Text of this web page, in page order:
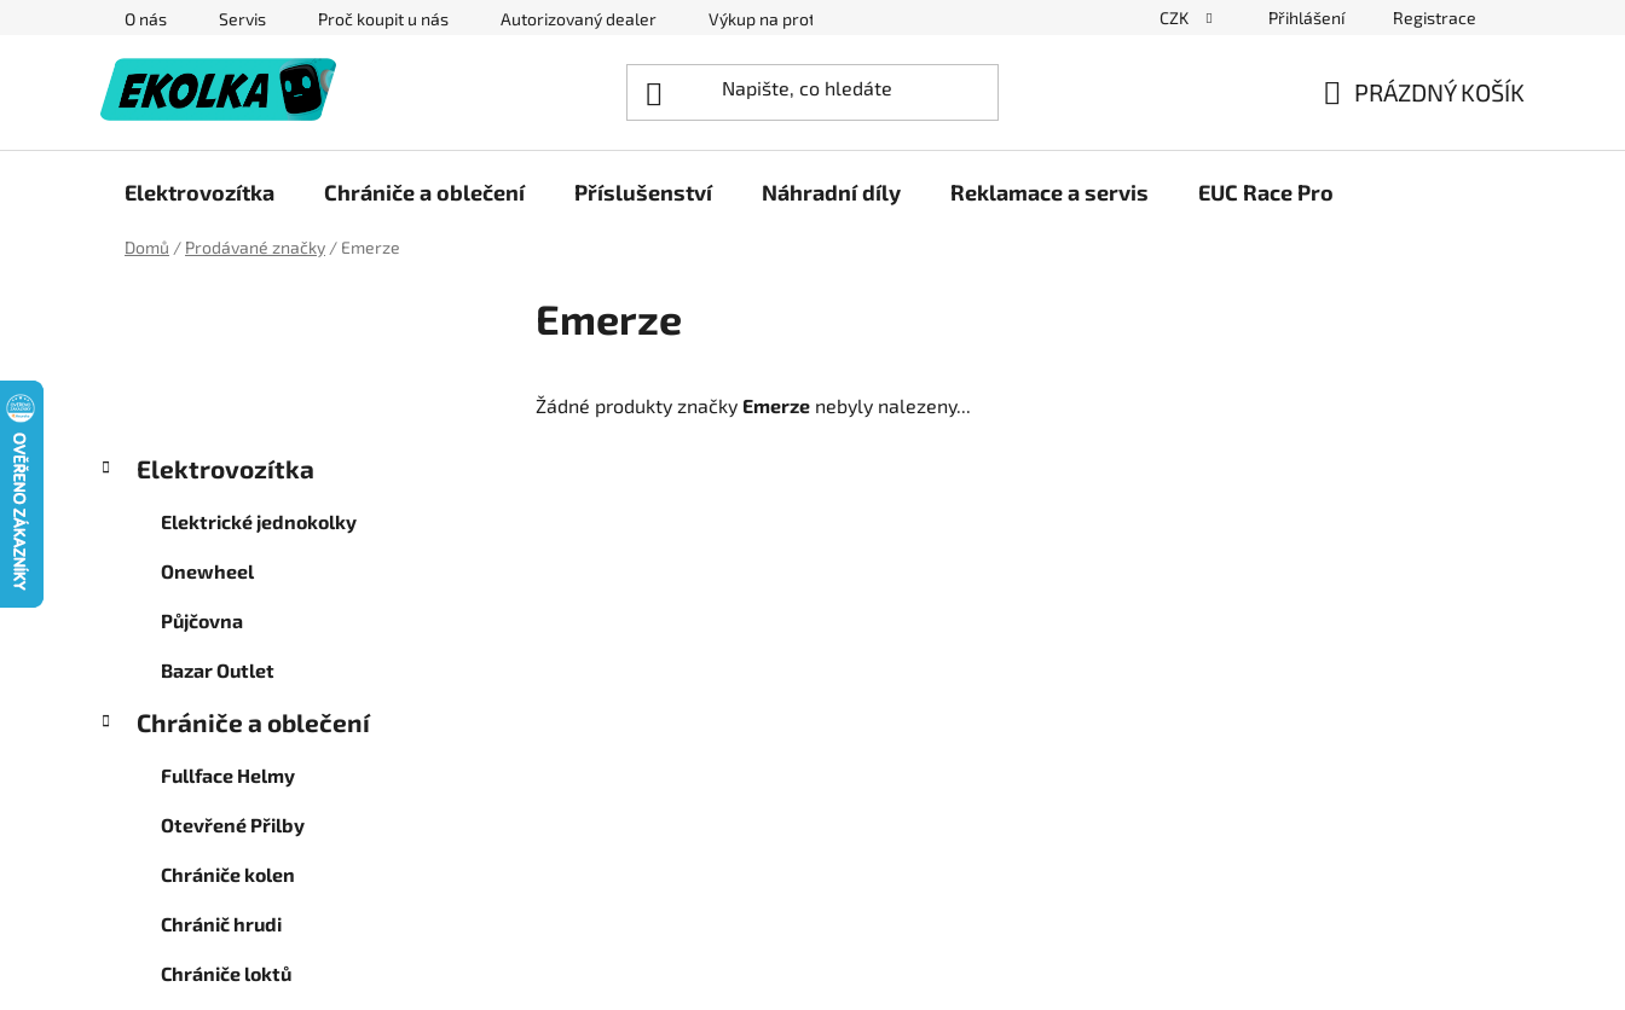
O nás Servis Proč koupit u nás Autorizovaný dealer Výkup na protiúčet Blog elektrovozítka Obchodní podmínky
CZK Přihlášení Registrace
PRÁZDNÝ KOŠÍK
Elektrovozítka Chrániče a oblečení Příslušenství Náhradní díly Reklamace a servis EUC Race Pro
Domů / Prodávané značky / Emerze
n
kategorie
a
Elektrovozítka
Elektrické jednokolky
Onewheel
Půjčovna
Bazar Outlet
Chrániče a oblečení
Fullface Helmy
Otevřené Přilby
Chrániče kolen
Chránič hrudi
Chrániče loktů
Emerze
Žádné produkty značky Emerze nebyly nalezeny...